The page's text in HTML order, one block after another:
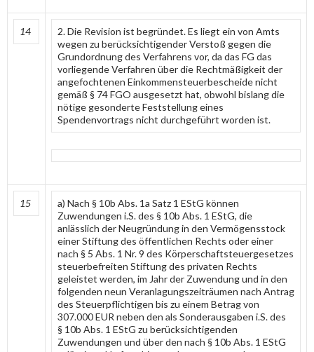
14
2. Die Revision ist begründet. Es liegt ein von Amts
wegen zu berücksichtigender Verstoß gegen die
Grundordnung des Verfahrens vor, da das FG das
vorliegende Verfahren über die Rechtmäßigkeit der
angefochtenen Einkommensteuerbescheide nicht
gemäß § 74 FGO ausgesetzt hat, obwohl bislang die
nötige gesonderte Feststellung eines
Spendenvortrags nicht durchgeführt worden ist.
15
a) Nach § 10b Abs. 1a Satz 1 EStG können
Zuwendungen i.S. des § 10b Abs. 1 EStG, die
anlässlich der Neugründung in den Vermögensstock
einer Stiftung des öffentlichen Rechts oder einer
nach § 5 Abs. 1 Nr. 9 des Körperschaftsteuergesetzes
steuerbefreiten Stiftung des privaten Rechts
geleistet werden, im Jahr der Zuwendung und in den
folgenden neun Veranlagungszeiträumen nach Antrag
des Steuerpflichtigen bis zu einem Betrag von
307.000 EUR neben den als Sonderausgaben i.S. des
§ 10b Abs. 1 EStG zu berücksichtigenden
Zuwendungen und über den nach § 10b Abs. 1 EStG